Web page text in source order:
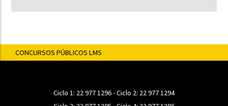
CONCURSOS PÚBLICOS LMS
Ciclo 1: 22 977 1296- Ciclo 2: 22 977 1294